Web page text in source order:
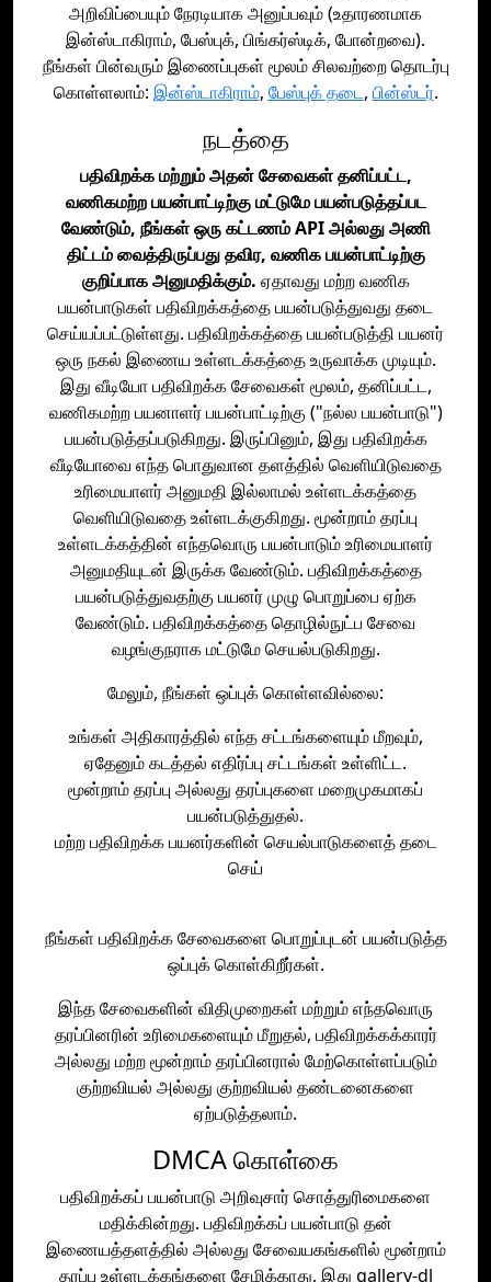
அறிவிப்பையும் நேரடியாக அனுப்பவும் (உதாரணமாக
இன்ஸ்டாகிராம், பேஸ்புக், பிங்கர்ஸ்டிக், போன்றவை).
நீங்கள் பின்வரும் இணைப்புகள் மூலம் சிலவற்றை தொடர்பு
கொள்ளலாம்: இன்ஸ்டாகிராம், பேஸ்புக் தடை, பின்ஸ்டர்.
நடத்தை
பதிவிறக்க மற்றும் அதன் சேவைகள் தனிப்பட்ட,
வணிகமற்ற பயன்பாட்டிற்கு மட்டுமே பயன்படுத்தப்பட
வேண்டும், நீங்கள் ஒரு கட்டணம் API அல்லது அணி
திட்டம் வைத்திருப்பது தவிர, வணிக பயன்பாட்டிற்கு
குறிப்பாக அனுமதிக்கும். ஏதாவது மற்ற வணிக
பயன்பாடுகள் பதிவிறக்கத்தை பயன்படுத்துவது தடை
செய்யப்பட்டுள்ளது. பதிவிறக்கத்தை பயன்படுத்தி பயனர்
ஒரு நகல் இணைய உள்ளடக்கத்தை உருவாக்க முடியும்.
இது வீடியோ பதிவிறக்க சேவைகள் மூலம், தனிப்பட்ட,
வணிகமற்ற பயனாளர் பயன்பாட்டிற்கு ("நல்ல பயன்பாடு")
பயன்படுத்தப்படுகிறது. இருப்பினும், இது பதிவிறக்க
வீடியோவை எந்த பொதுவான தளத்தில் வெளியிடுவதை
உரிமையாளர் அனுமதி இல்லாமல் உள்ளடக்கத்தை
வெளியிடுவதை உள்ளடக்குகிறது. மூன்றாம் தரப்பு
உள்ளடக்கத்தின் எந்தவொரு பயன்பாடும் உரிமையாளர்
அனுமதியுடன் இருக்க வேண்டும். பதிவிறக்கத்தை
பயன்படுத்துவதற்கு பயனர் முழு பொறுப்பை ஏற்க
வேண்டும். பதிவிறக்கத்தை தொழில்நுட்ப சேவை
வழங்குநராக மட்டுமே செயல்படுகிறது.
மேலும், நீங்கள் ஒப்புக் கொள்ளவில்லை:
உங்கள் அதிகாரத்தில் எந்த சட்டங்களையும் மீறவும்,
ஏதேனும் கடத்தல் எதிர்ப்பு சட்டங்கள் உள்ளிட்ட.
மூன்றாம் தரப்பு அல்லது தரப்புகளை மறைமுகமாகப்
பயன்படுத்துதல்.
மற்ற பதிவிறக்க பயனர்களின் செயல்பாடுகளைத் தடை
செய்
நீங்கள் பதிவிறக்க சேவைகளை பொறுப்புடன் பயன்படுத்த
ஒப்புக் கொள்கிறீர்கள்.
இந்த சேவைகளின் விதிமுறைகள் மற்றும் எந்தவொரு
தரப்பினரின் உரிமைகளையும் மீறுதல், பதிவிறக்கக்காரர்
அல்லது மற்ற மூன்றாம் தரப்பினரால் மேற்கொள்ளப்படும்
குற்றவியல் அல்லது குற்றவியல் தண்டனைகளை
ஏற்படுத்தலாம்.
DMCA கொள்கை
பதிவிறக்கப் பயன்பாடு அறிவுசார் சொத்துரிமைகளை
மதிக்கின்றது. பதிவிறக்கப் பயன்பாடு தன்
இணையத்தளத்தில் அல்லது சேவையகங்களில் மூன்றாம்
தரப்பு உள்ளடக்கங்களை சேமிக்காது, இது gallery-dl